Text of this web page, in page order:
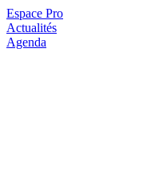
Espace Pro
Actualités
Agenda